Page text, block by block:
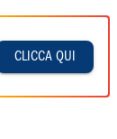
CLICCA QUI